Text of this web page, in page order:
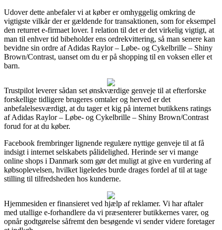
Udover dette anbefaler vi at køber er omhyggelig omkring de
vigtigste vilkår der er gældende for transaktionen, som for eksempel
den returret e-firmaet lover. I relation til det er det virkelig vigtigt, at
man til enhver tid bibeholder ens ordrekvittering, så man senere kan
bevidne sin ordre af Adidas Raylor – Løbe- og Cykelbrille – Shiny
Brown/Contrast, uanset om du er på shopping til en voksen eller et
barn.
Trustpilot leverer sådan set ønskværdige genveje til at efterforske
forskellige tidligere brugeres omtaler og herved er det
anbefalelsesværdigt, at du tager et kig på internet butikkens ratings
af Adidas Raylor – Løbe- og Cykelbrille – Shiny Brown/Contrast
forud for at du køber.
Facebook frembringer lignende regulære nyttige genveje til at få
indsigt i internet selskabets pålidelighed. Herinde ser vi mange
online shops i Danmark som gør det muligt at give en vurdering af
købsoplevelsen, hvilket ligeledes burde drages fordel af til at tage
stilling til tilfredsheden hos kunderne.
Hjemmesiden er finansieret ved hjælp af reklamer. Vi har aftaler
med utallige e-forhandlere da vi præsenterer butikkernes varer, og
opnår godtgørelse såfremt den besøgende vi sender videre foretager